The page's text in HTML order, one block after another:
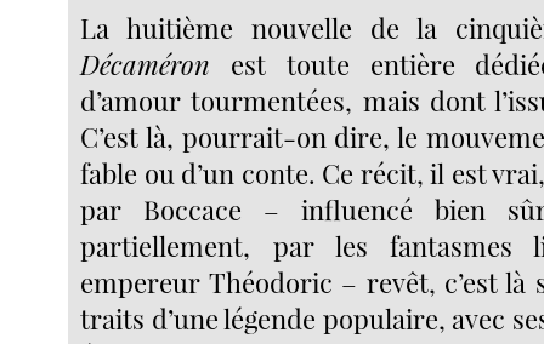
La huitième nouvelle de la
Décaméron est toute entière
d’amour tourmentées, mais dont
C’est là, pourrait-on dire, le
fable ou d’un conte. Ce récit, il est
par Boccace – influencé bien
partiellement, par les fantasmes
empereur Théodoric – revêt, c’est là
traits d’une légende populaire, avec